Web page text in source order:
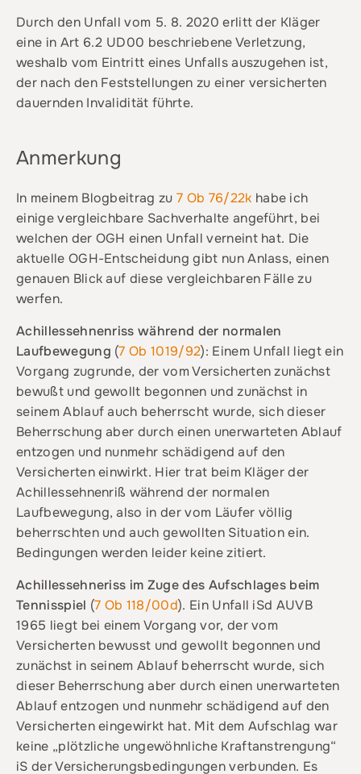
Durch den Unfall vom 5. 8. 2020 erlitt der Kläger
eine in Art 6.2 UD00 beschriebene Verletzung,
weshalb vom Eintritt eines Unfalls auszugehen ist,
der nach den Feststellungen zu einer versicherten
dauernden Invalidität führte.
Anmerkung
In meinem Blogbeitrag zu7 Ob 76/22k habe ich
einige vergleichbare Sachverhalte angeführt, bei
welchen der OGH einen Unfall verneint hat. Die
aktuelle OGH-Entscheidung gibt nun Anlass, einen
genauen Blick auf diese vergleichbaren Fälle zu
werfen.
Achillessehnenriss während der normalen
Laufbewegung (7 Ob 1019/92): Einem Unfall liegt ein
Vorgang zugrunde, der vom Versicherten zunächst
bewußt und gewollt begonnen und zunächst in
seinem Ablauf auch beherrscht wurde, sich dieser
Beherrschung aber durch einen unerwarteten Ablauf
entzogen und nunmehr schädigend auf den
Versicherten einwirkt. Hier trat beim Kläger der
Achillessehnenriß während der normalen
Laufbewegung, also in der vom Läufer völlig
beherrschten und auch gewollten Situation ein.
Bedingungen werden leider keine zitiert.
Achillessehneriss im Zuge des Aufschlages beim
Tennisspiel (7 Ob 118/00d). Ein Unfall iSd AUVB
1965 liegt bei einem Vorgang vor, der vom
Versicherten bewusst und gewollt begonnen und
zunächst in seinem Ablauf beherrscht wurde, sich
dieser Beherrschung aber durch einen unerwarteten
Ablauf entzogen und nunmehr schädigend auf den
Versicherten eingewirkt hat. Mit dem Aufschlag war
keine „plötzliche ungewöhnliche Kraftanstrengung“
iS der Versicherungsbedingungen verbunden. Es